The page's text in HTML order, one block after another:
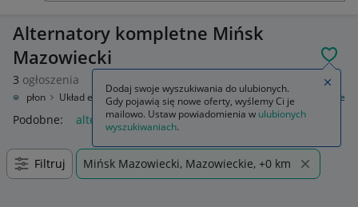
Alternatory kompletne Mińsk
Mazowiecki
3 ogłoszenia
zapłon Układ elektryczny silnika Alternatory Alternatory kompletne
Podobne: alternatory kompletne
Filtruj Mińsk Mazowiecki, Mazowieckie, +0 km
Dodaj swoje wyszukiwania do ulubionych.
Gdy pojawią się nowe oferty, wyślemy Ci je
mailowo. Ustaw powiadomienia w ulubionych
wyszukiwaniach.